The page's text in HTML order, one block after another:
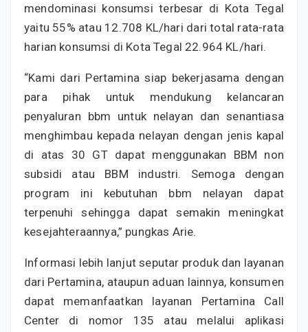
mendominasi konsumsi terbesar di Kota Tegal
yaitu 55% atau 12.708 KL/hari dari total rata-rata
harian konsumsi di Kota Tegal 22.964 KL/hari.
“Kami dari Pertamina siap bekerjasama dengan
para pihak untuk mendukung kelancaran
penyaluran bbm untuk nelayan dan senantiasa
menghimbau kepada nelayan dengan jenis kapal
di atas 30 GT dapat menggunakan BBM non
subsidi atau BBM industri. Semoga dengan
program ini kebutuhan bbm nelayan dapat
terpenuhi sehingga dapat semakin meningkat
kesejahteraannya,” pungkas Arie.
Informasi lebih lanjut seputar produk dan layanan
dari Pertamina, ataupun aduan lainnya, konsumen
dapat memanfaatkan layanan Pertamina Call
Center di nomor 135 atau melalui aplikasi